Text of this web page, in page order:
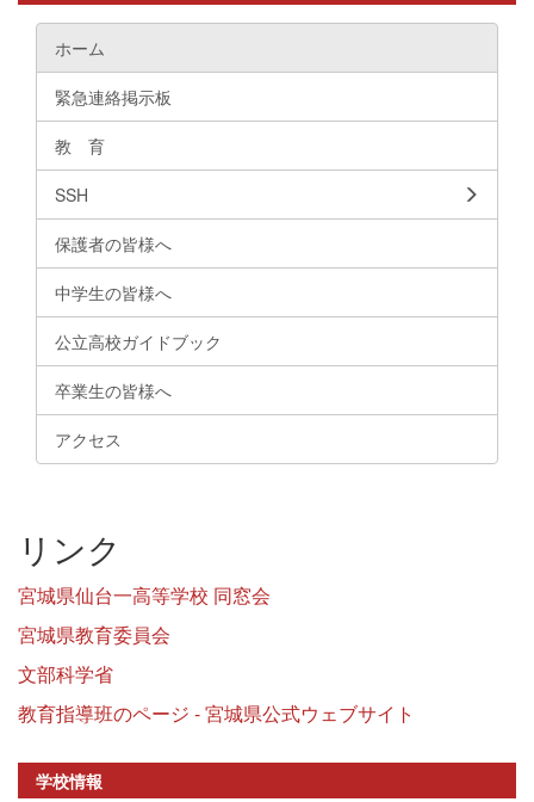
ホーム
緊急連絡掲示板
教 育
SSH
保護者の皆様へ
中学生の皆様へ
公立高校ガイドブック
卒業生の皆様へ
アクセス
リンク
宮城県仙台一高等学校 同窓会
宮城県教育委員会
文部科学省
教育指導班のページ - 宮城県公式ウェブサイト
学校情報